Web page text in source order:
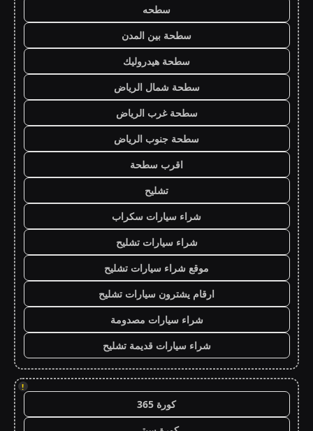
سطحه
سطحة بين المدن
سطحة هيدروليك
سطحة شمال الرياض
سطحة غرب الرياض
سطحة جنوب الرياض
اقرب سطحة
تشليح
شراء سيارات سكراب
شراء سيارات تشليح
موقع شراء سيارات تشليح
ارقام يشترون سيارات تشليح
شراء سيارات مصدومة
شراء سيارات قديمة تشليح
!
كورة 365